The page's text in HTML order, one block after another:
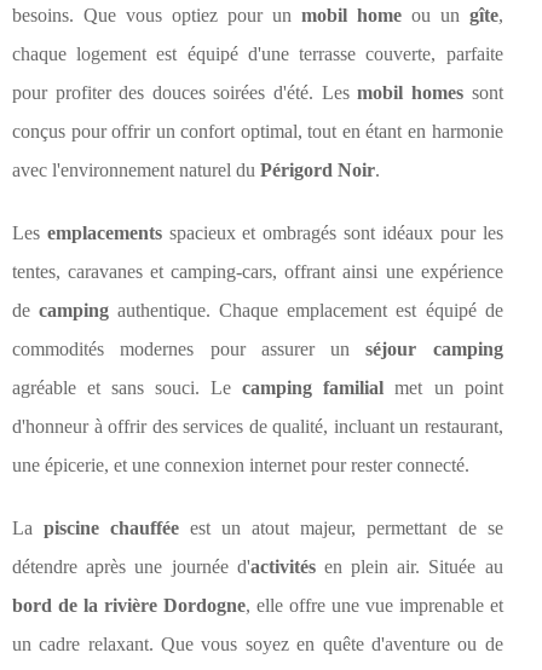
besoins. Que vous optiez pour un mobil homeou un gîte,
chaque logement est équipé d'une terrasse couverte, parfaite
pour profiter des douces soirées d'été. Lesmobil homessont
conçus pour offrir un confort optimal, tout en étant en harmonie
avec l'environnement naturel du Périgord Noir.
Les emplacementsspacieux et ombragés sont idéaux pour les
tentes, caravanes et camping-cars, offrant ainsi une expérience
decamping authentique. Chaque emplacement est équipé de
commodités modernes pour assurer unséjour camping
agréable et sans souci. Lecamping familial met un point
d'honneur à offrir des services de qualité, incluant un restaurant,
une épicerie, et une connexion internet pour rester connecté.
Lapiscine chauffée est un atout majeur, permettant de se
détendre après une journée d'activitésen plein air. Située au
bord de la rivière Dordogne, elle offre une vue imprenable et
un cadre relaxant. Que vous soyez en quête d'aventure ou de